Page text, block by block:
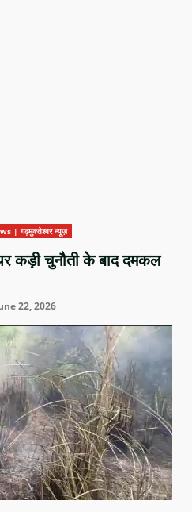
| गढ़मुक्तेश्वर न्यूज़
कड़ी चुनौती के बाद दमकल
22, 2026